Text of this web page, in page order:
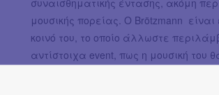
συναισθηματικής έντασης, ακόμη
μουσικής πορείας. Ο Brötzmann
κοινό του, το οποίο άλλωστε
αντίστοιχα event, πως η μουσική